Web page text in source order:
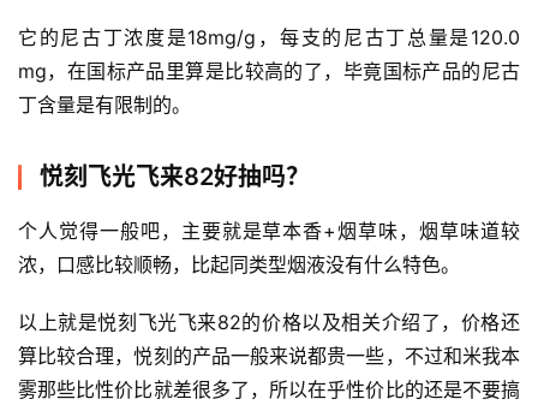
它的尼古丁浓度是18mg/g，每支的尼古丁总量是120.0
mg，在国标产品里算是比较高的了，毕竟国标产品的尼古
丁含量是有限制的。
悦刻飞光飞来82好抽吗？
个人觉得一般吧，主要就是草本香+烟草味，烟草味道较
浓，口感比较顺畅，比起同类型烟液没有什么特色。
以上就是悦刻飞光飞来82的价格以及相关介绍了，价格还
算比较合理，悦刻的产品一般来说都贵一些，不过和米我本
雾那些比性价比就差很多了，所以在乎性价比的还是不要搞